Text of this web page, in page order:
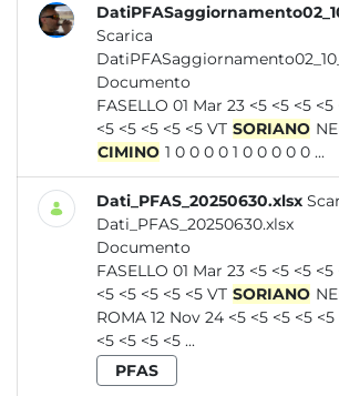
Scarica
Documento
FASELLO 01 Mar 23 <5 <5 <5 <5
<5 <5 <5 <5 <5 VT SORIANO
CIMINO
1 0 0 0 0 1 0 0 0 0 0 ...
Dati_PFAS_20250630.xlsx
Dati_PFAS_20250630.xlsx
Documento
FASELLO 01 Mar 23 <5 <5 <5 <5
<5 <5 <5 <5 <5 VT SORIANO
ROMA 12 Nov 24 <5 <5 <5 <5
<5 <5 <5 <5 ...
PFAS